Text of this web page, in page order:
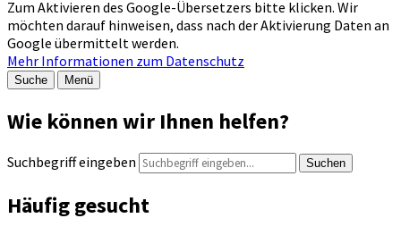
Zum Aktivieren des Google-Übersetzers bitte klicken. Wir
möchten darauf hinweisen, dass nach der Aktivierung Daten an
Google übermittelt werden.
Mehr Informationen zum Datenschutz
Suche Menü
Wie können wir Ihnen helfen?
Suchbegriff eingeben Suchen
Häufig gesucht